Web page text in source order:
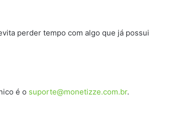
perder tempo com algo que já possui
é o suporte@monetizze.com.br.